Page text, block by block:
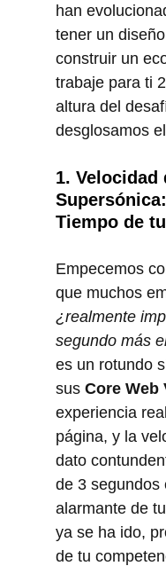
han
tener un
construir un
trabaje para ti
altura del
desglosamos
1. Velocidad
Tiempo de
Empecemos
que muchos
¿realmente
segundo más
es un rotundo
sus Core Web
experiencia
página, y la
dato
de 3 segundos
alarmante de
ya se ha ido,
de tu